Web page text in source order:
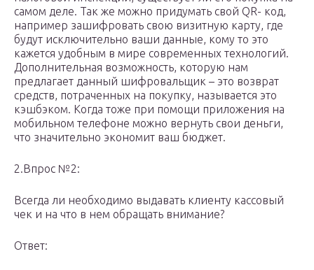
самом деле. Так же можно придумать свой QR- код,
например зашифровать свою визитную карту, где
будут исключительно ваши данные, кому то это
кажется удобным в мире современных технологий.
Дополнительная возможность, которую нам
предлагает данный шифровальщик – это возврат
средств, потраченных на покупку, называется это
кэшбэком. Когда тоже при помощи приложения на
мобильном телефоне можно вернуть свои деньги,
что значительно экономит ваш бюджет.
2.Впрос №2:
Всегда ли необходимо выдавать клиенту кассовый
чек и на что в нем обращать внимание?
Ответ: